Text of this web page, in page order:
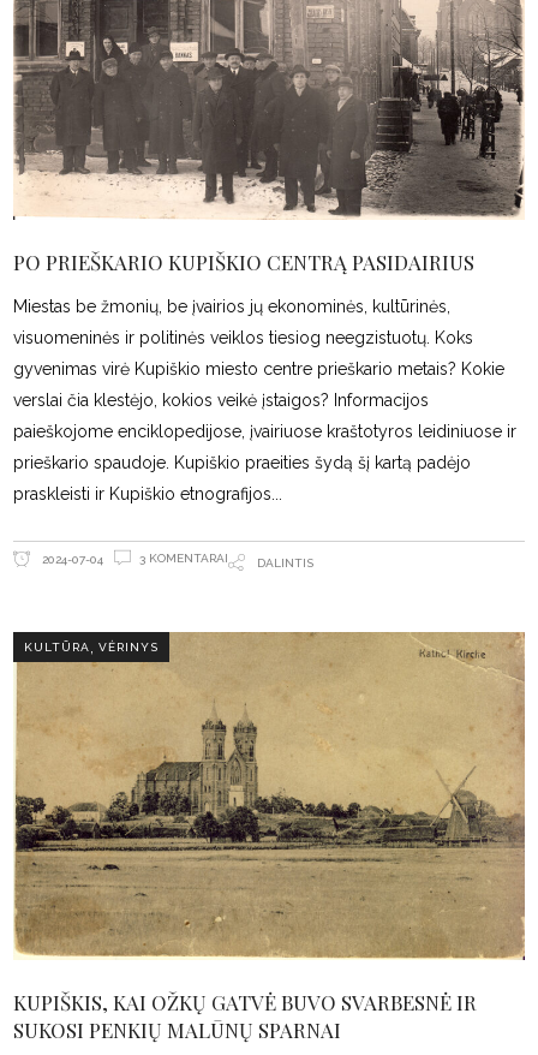
PO PRIEŠKARIO KUPIŠKIO CENTRĄ PASIDAIRIUS
Miestas be žmonių, be įvairios jų ekonominės, kultūrinės,
visuomeninės ir politinės veiklos tiesiog neegzistuotų. Koks
gyvenimas virė Kupiškio miesto centre prieškario metais? Kokie
verslai čia klestėjo, kokios veikė įstaigos? Informacijos
paieškojome enciklopedijose, įvairiuose kraštotyros leidiniuose ir
prieškario spaudoje. Kupiškio praeities šydą šį kartą padėjo
praskleisti ir Kupiškio etnografijos
2024-07-04 3 KOMENTARAI DALINTIS
KULTŪRA ,VĖRINYS
KUPIŠKIS, KAI OŽKŲ GATVĖ BUVO SVARBESNĖ IR
SUKOSI PENKIŲ MALŪNŲ SPARNAI